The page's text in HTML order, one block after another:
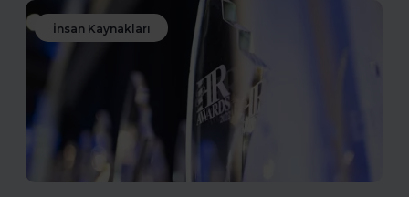
İnsan Kaynakları